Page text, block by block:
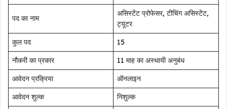
पद का नाम
असिस्टेंट प्रोफेसर, टीचिंग असिस्टेंट,
ट्यूटर
कुल पद
15
नौकरी का प्रकार
11 माह का अस्थायी अनुबंध
आवेदन प्रक्रिया
ऑनलाइन
आवेदन शुल्क
निशुल्क